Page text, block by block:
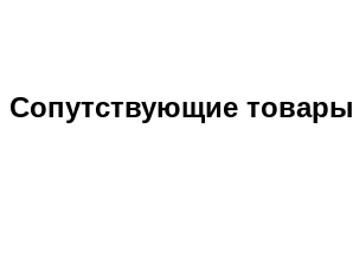
Сопутствующие товары